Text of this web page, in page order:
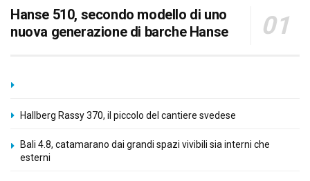
Hanse 510, secondo modello di uno
nuova generazione di barche Hanse
Hallberg Rassy 370, il piccolo del cantiere svedese
Bali 4.8, catamarano dai grandi spazi vivibili sia interni che
esterni